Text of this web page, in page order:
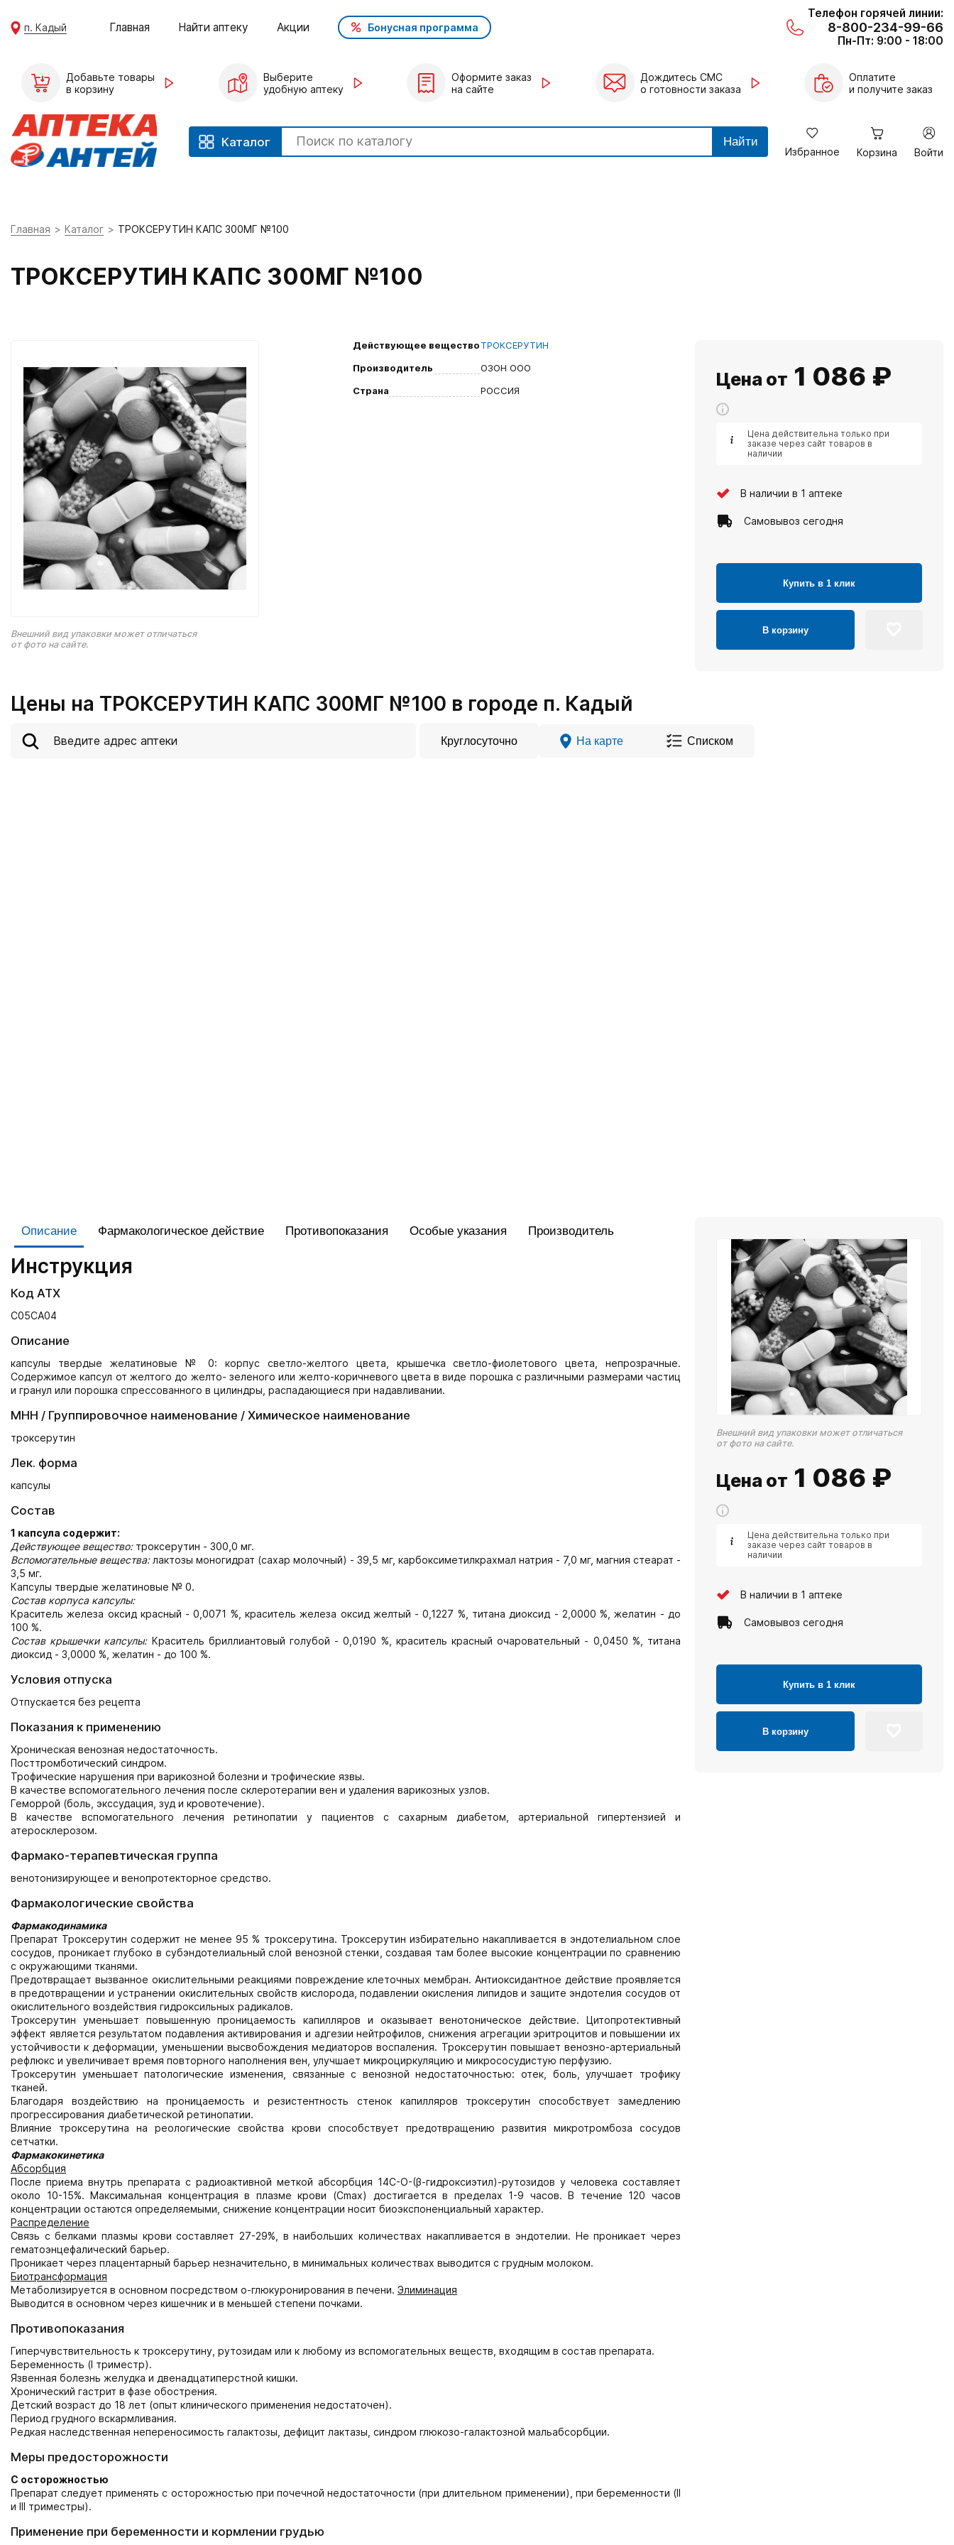
п. Кадый Главная Найти аптеку Акции Бонусная программа
Телефон горячей линии:
8-800-234-99-66
Пн-Пт: 9:00 - 18:00
Добавьте товары
в корзину
Выберите
удобную аптеку
Оформите заказ
на сайте
Дождитесь СМС
о готовности заказа
Оплатите
и получите заказ
Каталог Найти
Избранное Корзина Войти
Главная Каталог ТРОКСЕРУТИН КАПС 300МГ №100
ТРОКСЕРУТИН КАПС 300МГ №100
Внешний вид упаковки может отличаться
от фото на сайте.
Действующее веществоТРОКСЕРУТИН
Производитель
ОЗОН ООО
Страна
РОССИЯ
Цена от 1 086 ₽
Цена действительна только при
заказе через сайт товаров в
наличии
В наличии в 1 аптеке
Самовывоз сегодня
Купить в 1 клик
В корзину
Цены на ТРОКСЕРУТИН КАПС 300МГ №100 в городе п. Кадый
Круглосуточно На карте Списком
Описание Фармакологическое действие Противопоказания Особые указания Производитель
Инструкция
Код АТХ
С05СА04
Описание
капсулы твердые желатиновые № 0: корпус светло-желтого цвета, крышечка светло-фиолетового цвета, непрозрачные.
Содержимое капсул от желтого до желто- зеленого или желто-коричневого цвета в виде порошка с различными размерами частиц
и гранул или порошка спрессованного в цилиндры, распадающиеся при надавливании.
МНН / Группировочное наименование / Химическое наименование
троксерутин
Лек. форма
капсулы
Состав
1 капсула содержит:
Действующее вещество:троксерутин - 300,0 мг.
Вспомогательные вещества:лактозы моногидрат (сахар молочный) - 39,5 мг, карбоксиметилкрахмал натрия - 7,0 мг, магния стеарат -
3,5 мг.
Капсулы твердые желатиновые № 0.
Состав корпуса капсулы:
Краситель железа оксид красный - 0,0071 %, краситель железа оксид желтый - 0,1227 %, титана диоксид - 2,0000 %, желатин - до
100 %.
Состав крышечки капсулы:Краситель бриллиантовый голубой - 0,0190 %, краситель красный очаровательный - 0,0450 %, титана
диоксид - 3,0000 %, желатин - до 100 %.
Условия отпуска
Отпускается без рецепта
Показания к применению
Хроническая венозная недостаточность.
Посттромботический синдром.
Трофические нарушения при варикозной болезни и трофические язвы.
В качестве вспомогательного лечения после склеротерапии вен и удаления варикозных узлов.
Геморрой (боль, экссудация, зуд и кровотечение).
В качестве вспомогательного лечения ретинопатии у пациентов с сахарным диабетом, артериальной гипертензией и
атеросклерозом.
Фармако-терапевтическая группа
венотонизирующее и венопротекторное средство.
Фармакологические свойства
Фармакодинамика
Препарат Троксерутин содержит не менее 95 % троксерутина. Троксерутин избирательно накапливается в эндотелиальном слое
сосудов, проникает глубоко в субэндотелиальный слой венозной стенки, создавая там более высокие концентрации по сравнению
с окружающими тканями.
Предотвращает вызванное окислительными реакциями повреждение клеточных мембран. Антиоксидантное действие проявляется
в предотвращении и устранении окислительных свойств кислорода, подавлении окисления липидов и защите эндотелия сосудов от
окислительного воздействия гидроксильных радикалов.
Троксерутин уменьшает повышенную проницаемость капилляров и оказывает венотоническое действие. Цитопротективный
эффект является результатом подавления активирования и адгезии нейтрофилов, снижения агрегации эритроцитов и повышении их
устойчивости к деформации, уменьшении высвобождения медиаторов воспаления. Троксерутин повышает венозно-артериальный
рефлюкс и увеличивает время повторного наполнения вен, улучшает микроциркуляцию и микрососудистую перфузию.
Троксерутин уменьшает патологические изменения, связанные с венозной недостаточностью: отек, боль, улучшает трофику
тканей.
Благодаря воздействию на проницаемость и резистентность стенок капилляров троксерутин способствует замедлению
прогрессирования диабетической ретинопатии.
Влияние троксерутина на реологические свойства крови способствует предотвращению развития микротромбоза сосудов
сетчатки.
Фармакокинетика
Абсорбция
После приема внутрь препарата с радиоактивной меткой абсорбция 14С-О-(β-гидроксиэтил)-рутозидов у человека составляет
около 10-15%. Максимальная концентрация в плазме крови (Сmах) достигается в пределах 1-9 часов. В течение 120 часов
концентрации остаются определяемыми, снижение концентрации носит биоэкспоненциальный характер.
Распределение
Связь с белками плазмы крови составляет 27-29%, в наибольших количествах накапливается в эндотелии. Не проникает через
гематоэнцефалический барьер.
Проникает через плацентарный барьер незначительно, в минимальных количествах выводится с грудным молоком.
Биотрансформация
Метаболизируется в основном посредством о-глюкуронирования в печени. Элиминация
Выводится в основном через кишечник и в меньшей степени почками.
Противопоказания
Гиперчувствительность к троксерутину, рутозидам или к любому из вспомогательных веществ, входящим в состав препарата.
Беременность (I триместр).
Язвенная болезнь желудка и двенадцатиперстной кишки.
Хронический гастрит в фазе обострения.
Детский возраст до 18 лет (опыт клинического применения недостаточен).
Период грудного вскармливания.
Редкая наследственная непереносимость галактозы, дефицит лактазы, синдром глюкозо-галактозной мальабсорбции.
Меры предосторожности
С осторожностью
Препарат следует применять с осторожностью при почечной недостаточности (при длительном применении), при беременности (II
и III триместры).
Применение при беременности и кормлении грудью
Внешний вид упаковки может отличаться
от фото на сайте.
Цена от 1 086 ₽
Цена действительна только при
заказе через сайт товаров в
наличии
В наличии в 1 аптеке
Самовывоз сегодня
Купить в 1 клик
В корзину